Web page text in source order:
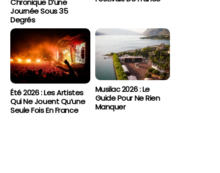
Chronique D’une
Journée Sous 35
Degrés
Été 2026 : Les Artistes
Qui Ne Jouent Qu’une
Seule Fois En France
Musilac 2026 : Le
Guide Pour Ne Rien
Manquer